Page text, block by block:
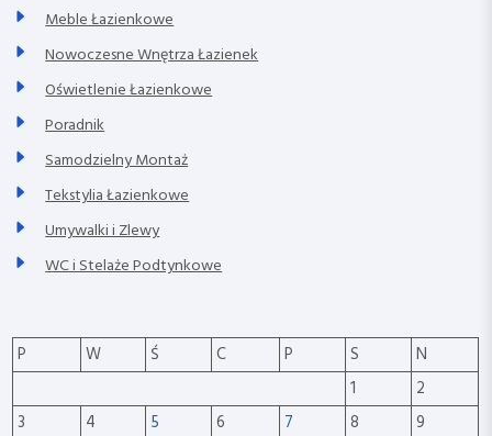
Meble Łazienkowe
Nowoczesne Wnętrza Łazienek
Oświetlenie Łazienkowe
Poradnik
Samodzielny Montaż
Tekstylia Łazienkowe
Umywalki i Zlewy
WC i Stelaże Podtynkowe
P W Ś C P S
N
1
2
3
4 5 6 7 8 9